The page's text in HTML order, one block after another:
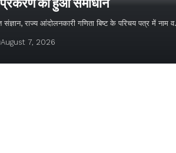
का हुआ समाधान
संज्ञान, राज्य आंदोलनकारी गणिता बिष्ट के परिचय पत्र में नाम
August 7, 2026